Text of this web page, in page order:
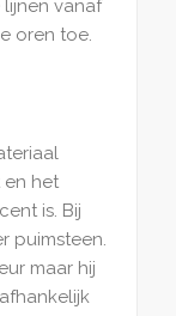
vanaf
oren toe.
het
is. Bij
puimsteen.
maar hij